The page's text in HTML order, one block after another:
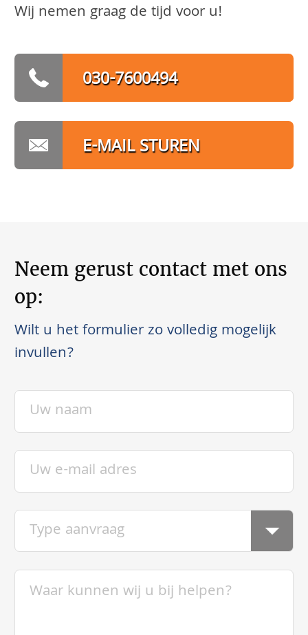
Wij nemen graag de tijd voor u!
030-7600494
E-MAIL STUREN
Neem gerust contact met ons
op:
Wilt u het formulier zo volledig mogelijk
invullen?